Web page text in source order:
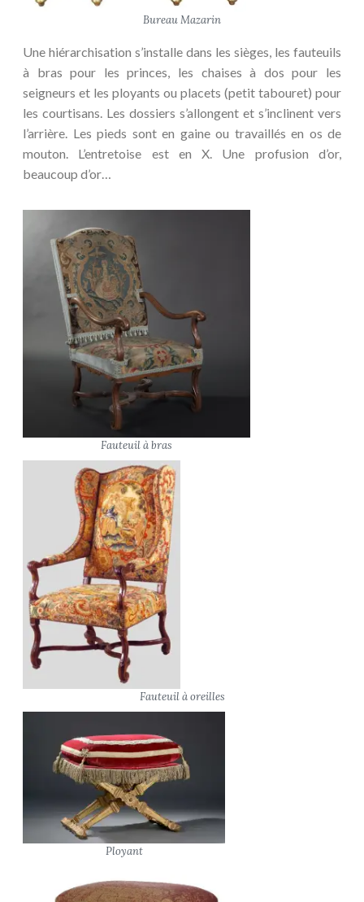
Bureau Mazarin
Une hiérarchisation s’installe dans les sièges, les fauteuils
à bras pour les princes, les chaises à dos pour les
seigneurs et les ployants ou placets (petit tabouret) pour
les courtisans. Les dossiers s’allongent et s’inclinent vers
l’arrière. Les pieds sont en gaine ou travaillés en os de
mouton. L’entretoise est en X. Une profusion d’or,
beaucoup d’or…
Fauteuil à bras
Fauteuil à oreilles
Ployant